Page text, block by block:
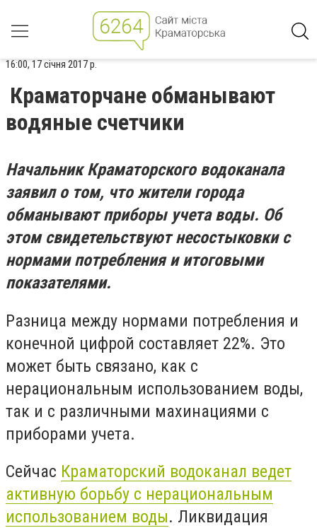
16:00, 17 січня 2017 р.
Краматорчане обманывают
водяные счетчики
Начальник Краматорского водоканала
заявил о том, что жители города
обманывают приборы учета воды. Об
этом свидетельствуют несостыковки с
нормами потребления и итоговыми
показателями.
Разница между нормами потребления и
конечной цифрой составляет 22%. Это
может быть связано, как с
нерациональным использованием воды,
так и с различными махинациями с
приборами учета.
Сейчас Краматорский водоканал ведет
активную борьбу с нерациональным
использованием воды. Ликвидация